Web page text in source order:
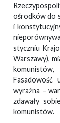
ośrodków do
i
styczniu
Warszawy),
wyraźna –
zdawały
komunistów.